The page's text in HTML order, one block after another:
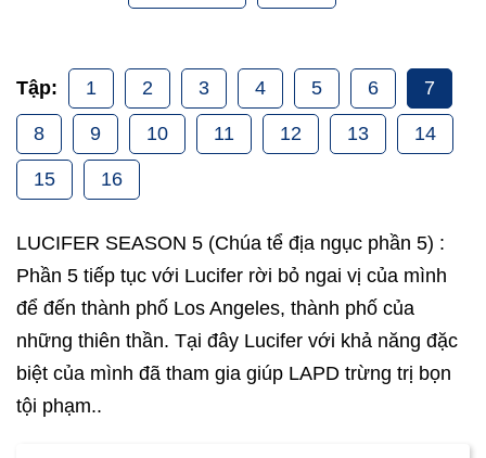
Tập: 1 2 3 4 5 6 7
8 9 10 11 12 13 14
15 16
LUCIFER SEASON 5 (Chúa tể địa ngục phần 5) :
Phần 5 tiếp tục với Lucifer rời bỏ ngai vị của mình
để đến thành phố Los Angeles, thành phố của
những thiên thần. Tại đây Lucifer với khả năng đặc
biệt của mình đã tham gia giúp LAPD trừng trị bọn
tội phạm..